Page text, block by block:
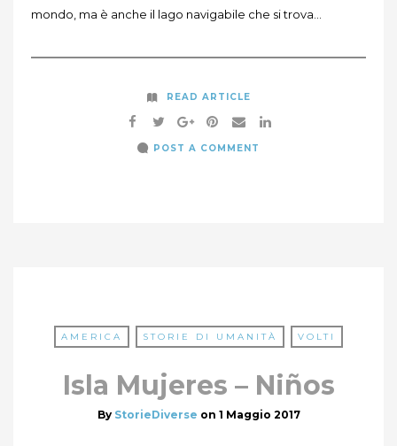
mondo, ma è anche il lago navigabile che si trova…
READ ARTICLE
POST A COMMENT
AMERICA STORIE DI UMANITÀ VOLTI
Isla Mujeres – Niños
By StorieDiverse on 1 Maggio 2017